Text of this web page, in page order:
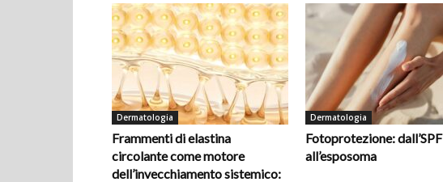
Dermatologia
Frammenti di elastina
circolante come motore
dell’invecchiamento sistemico:
Dermatologia
Fotoprotezione: dall’SPF
all’esposoma